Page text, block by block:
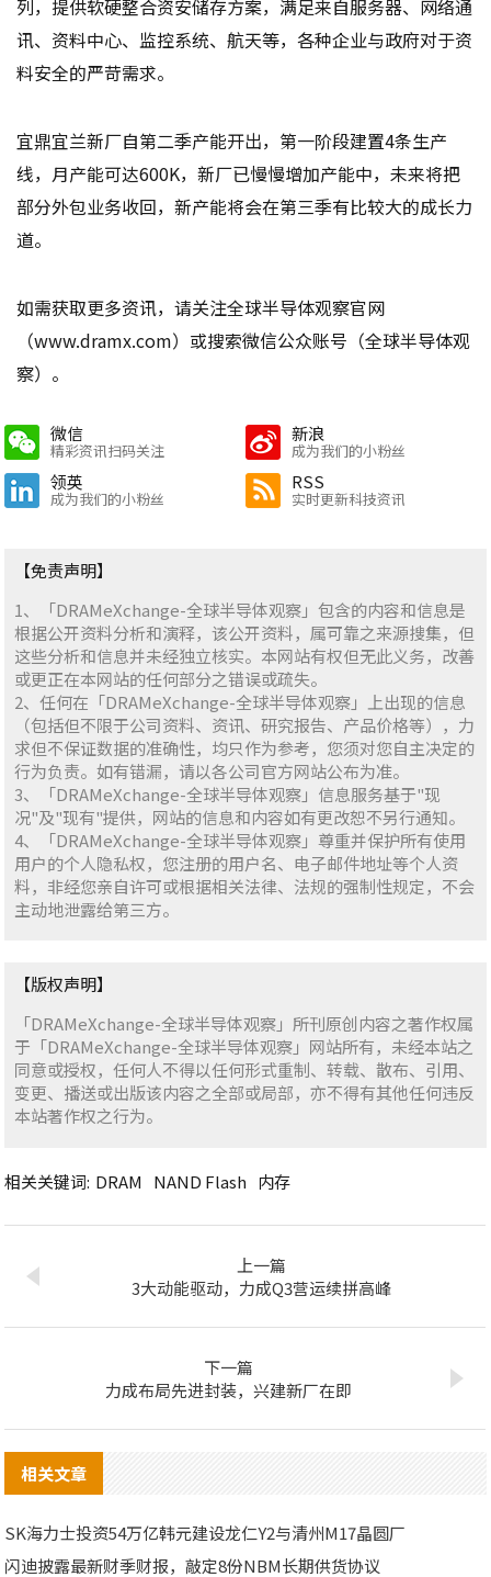
列，提供软硬整合资安储存方案，满足来自服务器、网络通
讯、资料中心、监控系统、航天等，各种企业与政府对于资
料安全的严苛需求。
宜鼎宜兰新厂自第二季产能开出，第一阶段建置4条生产
线，月产能可达600K，新厂已慢慢增加产能中，未来将把
部分外包业务收回，新产能将会在第三季有比较大的成长力
道。
如需获取更多资讯，请关注全球半导体观察官网
（www.dramx.com）或搜索微信公众账号（全球半导体观
察）。
微信
精彩资讯扫码关注
新浪
成为我们的小粉丝
领英
成为我们的小粉丝
RSS
实时更新科技资讯
【免责声明】
1、「DRAMeXchange-全球半导体观察」包含的内容和信息是
根据公开资料分析和演释，该公开资料，属可靠之来源搜集，但
这些分析和信息并未经独立核实。本网站有权但无此义务，改善
或更正在本网站的任何部分之错误或疏失。
2、任何在「DRAMeXchange-全球半导体观察」上出现的信息
（包括但不限于公司资料、资讯、研究报告、产品价格等），力
求但不保证数据的准确性，均只作为参考，您须对您自主决定的
行为负责。如有错漏，请以各公司官方网站公布为准。
3、「DRAMeXchange-全球半导体观察」信息服务基于"现
况"及"现有"提供，网站的信息和内容如有更改恕不另行通知。
4、「DRAMeXchange-全球半导体观察」尊重并保护所有使用
用户的个人隐私权，您注册的用户名、电子邮件地址等个人资
料，非经您亲自许可或根据相关法律、法规的强制性规定，不会
主动地泄露给第三方。
【版权声明】
「DRAMeXchange-全球半导体观察」所刊原创内容之著作权属
于「DRAMeXchange-全球半导体观察」网站所有，未经本站之
同意或授权，任何人不得以任何形式重制、转载、散布、引用、
变更、播送或出版该内容之全部或局部，亦不得有其他任何违反
本站著作权之行为。
相关关键词: DRAM NAND Flash 内存
上一篇
3大动能驱动，力成Q3营运续拼高峰
下一篇
力成布局先进封装，兴建新厂在即
相关文章
SK海力士投资54万亿韩元建设龙仁Y2与清州M17晶圆厂
闪迪披露最新财季财报，敲定8份NBM长期供货协议